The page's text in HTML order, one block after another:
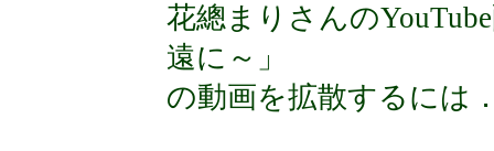
花總まりさんの
遠に～」
の動画を拡散するには